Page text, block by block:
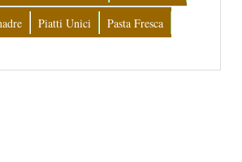
Piatti Unici Pasta Fresca